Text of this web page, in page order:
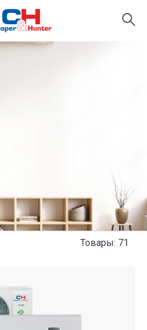
Товары: 71